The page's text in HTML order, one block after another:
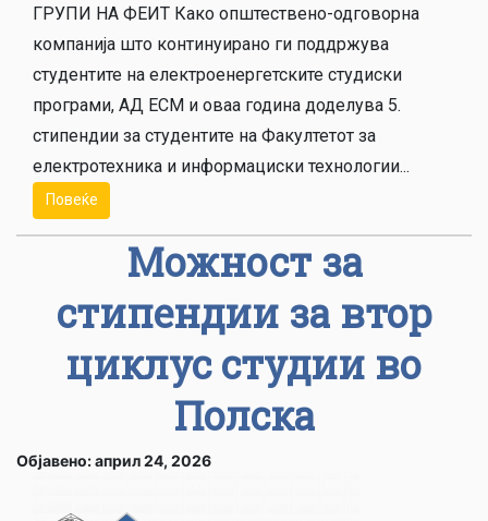
ГРУПИ НА ФЕИТ Како општествено-одговорна
компанија што континуирано ги поддржува
студентите на електроенергетските студиски
програми, АД ЕСМ и оваа година доделува 5.
стипендии за студентите на Факултетот за
електротехника и информациски технологии...
Повеќе
Можност за
стипендии за втор
циклус студии во
Полска
Објавено: април 24, 2026